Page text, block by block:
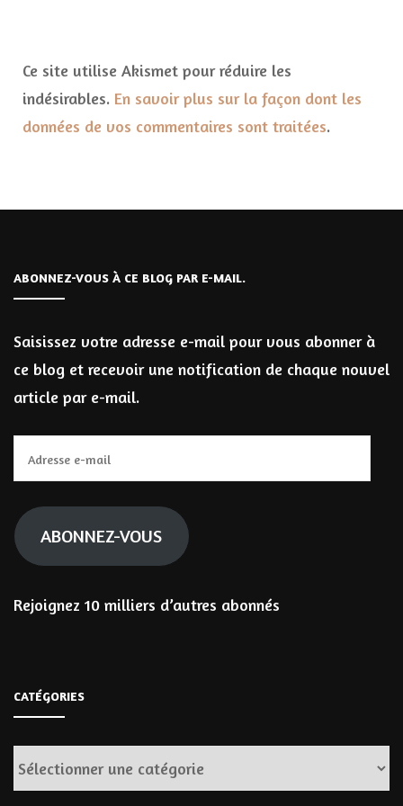
Ce site utilise Akismet pour réduire les
indésirables. En savoir plus sur la façon dont les
données de vos commentaires sont traitées.
ABONNEZ-VOUS À CE BLOG PAR E-MAIL.
Saisissez votre adresse e-mail pour vous abonner à
ce blog et recevoir une notification de chaque nouvel
article par e-mail.
e-
mail
ABONNEZ-VOUS
Rejoignez 10 milliers d’autres abonnés
CATÉGORIES
Catégories